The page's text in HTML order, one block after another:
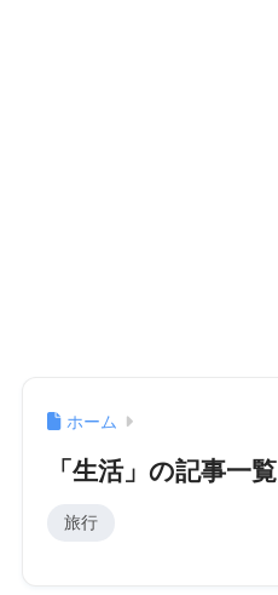
ホーム
「生活」の記事一覧
旅行